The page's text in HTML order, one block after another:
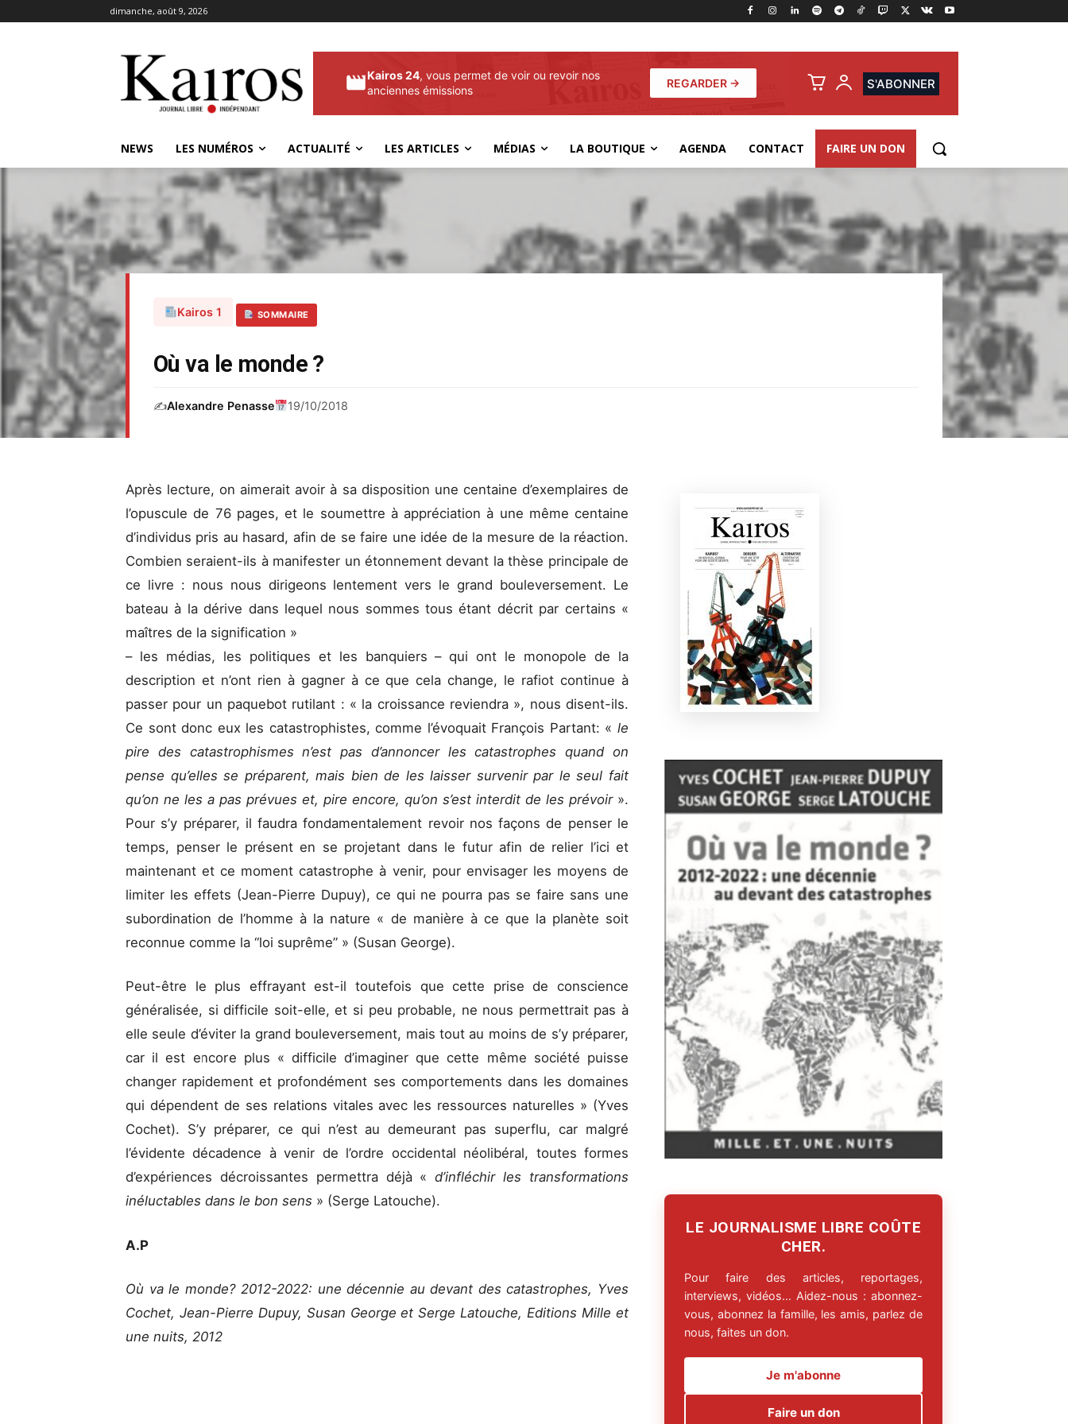
dimanche, août 9, 2026
Kairos 24, vous permet de voir ou revoir nos
anciennes émissions
REGARDER → S'ABONNER
NEWS LES NUMÉROS ACTUALITÉ LES ARTICLES MÉDIAS LA BOUTIQUE AGENDA CONTACT FAIRE UN DON
Kairos 1 SOMMAIRE
Où va le monde ?
✍️Alexandre Penasse 19/10/2018
Après lecture, on aimerait avoir à sa disposition une centaine d’exemplaires de
l’opuscule de 76 pages, et le soumettre à appréciation à une même centaine
d’individus pris au hasard, afin de se faire une idée de la mesure de la réaction.
Combien seraient-ils à manifester un étonnement devant la thèse principale de
ce livre : nous nous dirigeons lentement vers le grand bouleversement. Le
bateau à la dérive dans lequel nous sommes tous étant décrit par certains «
maîtres de la signification »
– les médias, les politiques et les banquiers – qui ont le monopole de la
description et n’ont rien à gagner à ce que cela change, le rafiot continue à
passer pour un paquebot rutilant : « la croissance reviendra », nous disent-ils.
Ce sont donc eux les catastrophistes, comme l’évoquait François Partant: « le
pire des catastrophismes n’est pas d’annoncer les catastrophes quand on
pense qu’elles se préparent, mais bien de les laisser survenir par le seul fait
qu’on ne les a pas prévues et, pire encore, qu’on s’est interdit de les prévoir».
Pour s’y préparer, il faudra fondamentalement revoir nos façons de penser le
temps, penser le présent en se projetant dans le futur afin de relier l’ici et
maintenant et ce moment catastrophe à venir, pour envisager les moyens de
limiter les effets (Jean-Pierre Dupuy), ce qui ne pourra pas se faire sans une
subordination de l’homme à la nature « de manière à ce que la planète soit
reconnue comme la “loi suprême” » (Susan George).
Peut-être le plus effrayant est-il toutefois que cette prise de conscience
généralisée, si difficile soit-elle, et si peu probable, ne nous permettrait pas à
elle seule d’éviter la grand bouleversement, mais tout au moins de s’y préparer,
car il est encore plus « difficile d’imaginer que cette même société puisse
changer rapidement et profondément ses comportements dans les domaines
qui dépendent de ses relations vitales avec les ressources naturelles » (Yves
Cochet). S’y préparer, ce qui n’est au demeurant pas superflu, car malgré
l’évidente décadence à venir de l’ordre occidental néolibéral, toutes formes
d’expériences décroissantes permettra déjà «d’infléchir les transformations
inéluctables dans le bon sens » (Serge Latouche).
A.P
Où va le monde? 2012-2022: une décennie au devant des catastrophes, Yves
Cochet, Jean-Pierre Dupuy, Susan George et Serge Latouche, Editions Mille et
une nuits, 2012
LE JOURNALISME LIBRE COÛTE
CHER.
Pour faire des articles, reportages,
interviews, vidéos… Aidez-nous : abonnez-
vous, abonnez la famille, les amis, parlez de
nous, faites un don.
Je m'abonne
Faire un don